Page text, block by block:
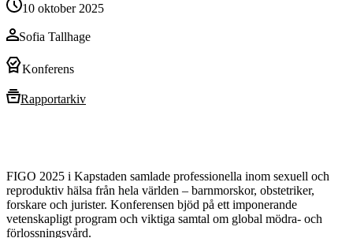
10 oktober 2025
Sofia Tallhage
Konferens
Rapportarkiv
FIGO 2025 i Kapstaden samlade professionella inom sexuell och
reproduktiv hälsa från hela världen – barnmorskor, obstetriker,
forskare och jurister. Konferensen bjöd på ett imponerande
vetenskapligt program och viktiga samtal om global mödra- och
förlossningsvård.